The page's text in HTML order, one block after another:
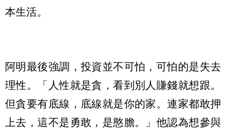
本生活。
阿明最後強調，投資並不可怕，可怕的是失去
理性。「人性就是貪，看到別人賺錢就想跟。
但貪要有底線，底線就是你的家。連家都敢押
上去，這不是勇敢，是憨膽。」他認為想參與